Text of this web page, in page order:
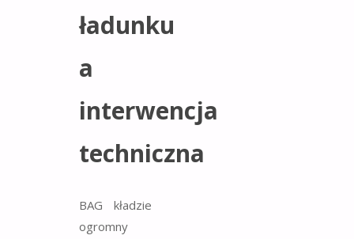
ładunku
a
interwencja
techniczna
BAG kładzie
ogromny